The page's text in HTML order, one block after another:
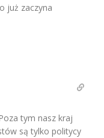
już zaczyna
tym nasz kraj
są tylko politycy